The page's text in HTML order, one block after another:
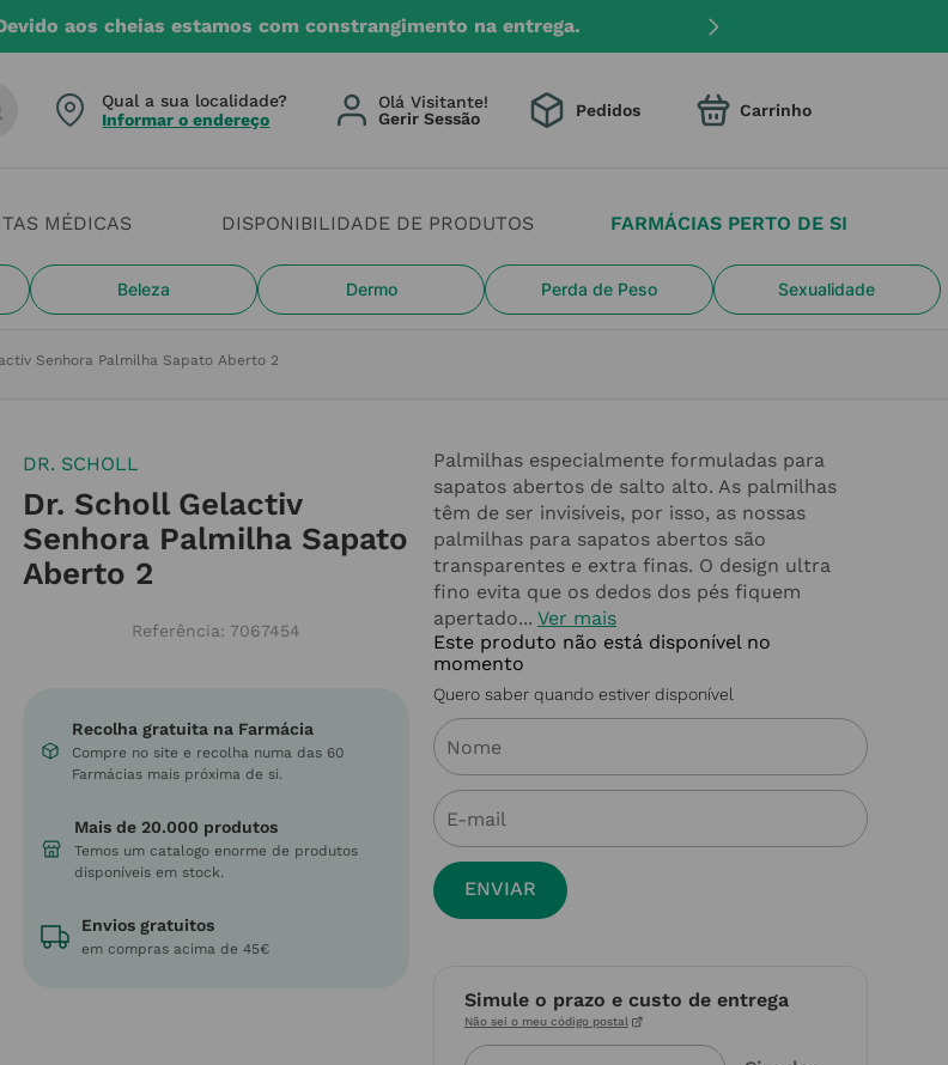
aos cheias estamos com constrangimento na entrega.
MÉDICAS DISPONIBILIDADE DE PRODUTOS FARMÁCIAS PERTO DE SI
Beleza Dermo Perda de Peso Sexualidade
Qual a sua localidade?
Informar o endereço
Olá Visitante! Pedidos
Senhora Palmilha Sapato Aberto 2
DR. SCHOLL
Dr. Scholl Gelactiv
Senhora Palmilha Sapato
Aberto 2
Referência: 7067454
Recolha gratuita na Farmácia
Compre no site e recolha numa das 60
Farmácias mais próxima de si.
Mais de 20.000 produtos
Temos um catalogo enorme de produtos
disponíveis em stock.
Envios gratuitos
em compras acima de 45€
Palmilhas especialmente formuladas para
sapatos abertos de salto alto. As palmilhas
têm de ser invisíveis, por isso, as nossas
palmilhas para sapatos abertos são
transparentes e extra finas. O design ultra
fino evita que os dedos dos pés fiquem
apertado... Ver mais
Este produto não está disponível no
momento
Quero saber quando estiver disponível
ENVIAR
Simule o prazo e custo de entrega
Não sei o meu código postal